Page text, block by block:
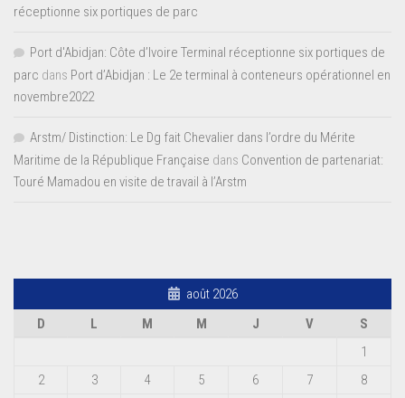
réceptionne six portiques de parc
Port d'Abidjan: Côte d’Ivoire Terminal réceptionne six portiques de
parc dans Port d’Abidjan : Le 2e terminal à conteneurs opérationnel en
novembre2022
Arstm/ Distinction: Le Dg fait Chevalier dans l’ordre du Mérite
Maritime de la République Française dans Convention de partenariat:
Touré Mamadou en visite de travail à l’Arstm
août 2026
D
L M M J V
S
1
2
3 4 5 6 7
8